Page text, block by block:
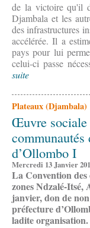
de la victoire qu'il
Djambala et les
des infrastructures
accélérée. Il a
pays pour lui
celui-ci passe
suite
Plateaux (Djambala)
Œuvre sociale
d’Ollombo I
Mercredi 13 Janvier
La Convention des
zones Ndzalé-Itsé,
janvier, don de
préfecture
ladite organisation.